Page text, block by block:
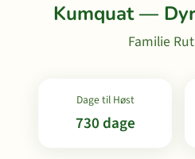
Kumquat —
Familie
Dage til Høst
730 dage